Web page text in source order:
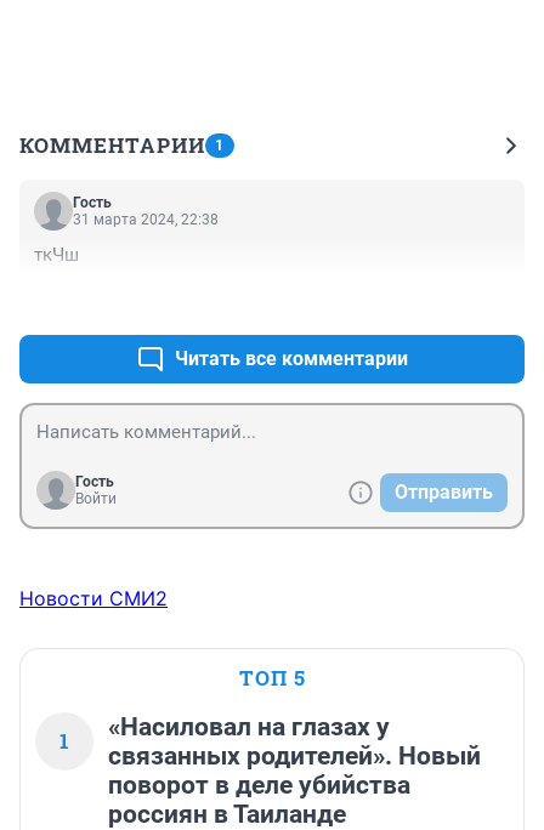
КОММЕНТАРИИ 1
Гость
31 марта 2024, 22:38
ткЧш
Читать все комментарии
Гость
Войти
Отправить
Новости СМИ2
ТОП 5
1
«Насиловал на глазах у
связанных родителей». Новый
поворот в деле убийства
россиян в Таиланде